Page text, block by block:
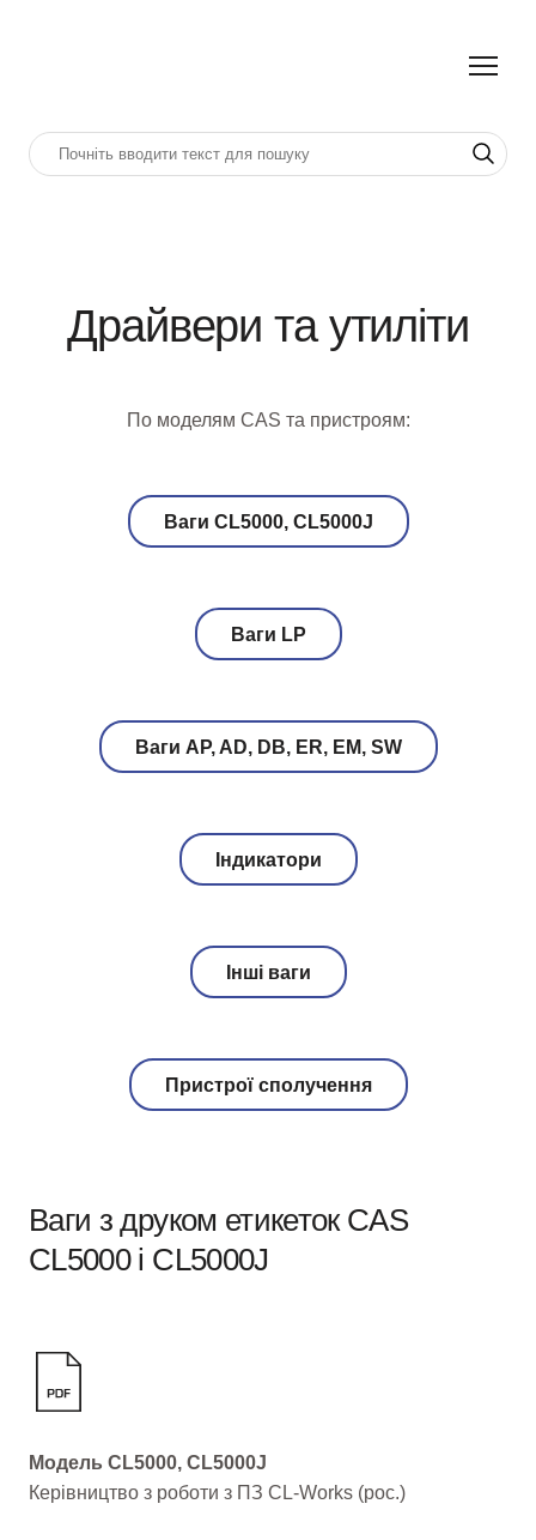
Драйвери та утиліти
По моделям CAS та пристроям:
Ваги CL5000, CL5000J
Ваги LP
Ваги AP, AD, DB, ER, EM, SW
Індикатори
Інші ваги
Пристрої сполучення
Ваги з друком етикеток CAS
CL5000 і CL5000J
Модель CL5000, CL5000J
Керівництво з роботи з ПЗ CL-Works (рос.)